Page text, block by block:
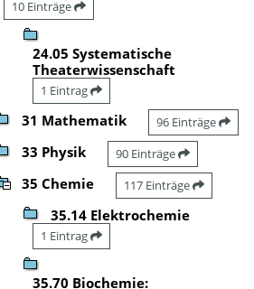
10 Einträge
24.05 Systematische
Theaterwissenschaft
1 Eintrag
31 Mathematik 96 Einträge
33 Physik 90 Einträge
35 Chemie 117 Einträge
35.14 Elektrochemie
1 Eintrag
35.70 Biochemie: